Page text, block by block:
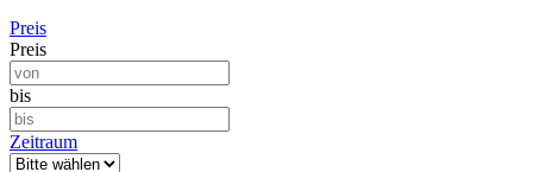
Preis
Preis
bis
Zeitraum